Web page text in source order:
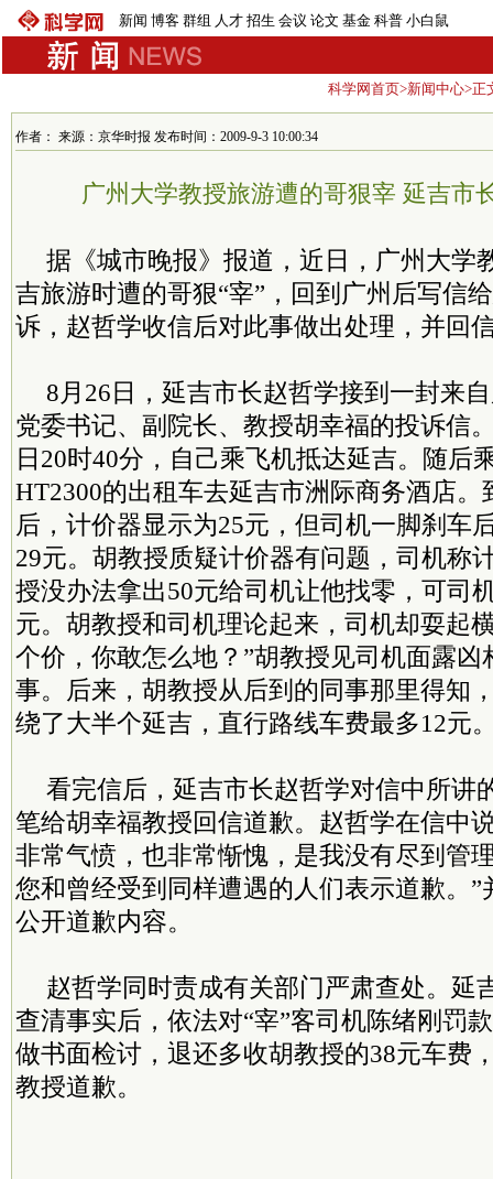
新闻 博客 群组 人才 招生 会议 论文 基金 科普 小白鼠
科学网首页>新闻中心>正
作者： 来源：京华时报 发布时间：2009-9-3 10:00:34
广州大学教授旅游遭的哥狠宰 延吉市
据《城市晚报》报道，近日，广州大学
吉旅游时遭的哥狠“宰”，回到广州后写信
诉，赵哲学收信后对此事做出处理，并回
8月26日，延吉市长赵哲学接到一封来
党委书记、副院长、教授胡幸福的投诉信
日20时40分，自己乘飞机抵达延吉。随后
HT2300的出租车去延吉市洲际商务酒店。
后，计价器显示为25元，但司机一脚刹车
29元。胡教授质疑计价器有问题，司机称
授没办法拿出50元给司机让他找零，可司
元。胡教授和司机理论起来，司机却耍起
个价，你敢怎么地？”胡教授见司机面露凶
事。后来，胡教授从后到的同事那里得知
绕了大半个延吉，直行路线车费最多12元
看完信后，延吉市长赵哲学对信中所讲
笔给胡幸福教授回信道歉。赵哲学在信中
非常气愤，也非常惭愧，是我没有尽到管
您和曾经受到同样遭遇的人们表示道歉。
公开道歉内容。
赵哲学同时责成有关部门严肃查处。延
查清事实后，依法对“宰”客司机陈绪刚罚
做书面检讨，退还多收胡教授的38元车费
教授道歉。